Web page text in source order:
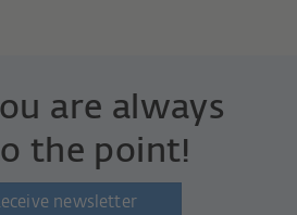
are always
the point!
newsletter